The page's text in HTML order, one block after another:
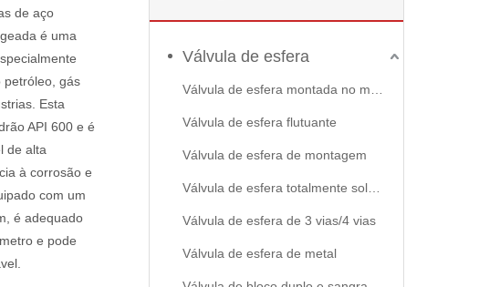
de aço
é uma
petróleo, gás
Esta
API 600 e é
de alta
à corrosão e
com um
é adequado
e pode
Válvula de esfera
Válvula de esfera flutuante
Válvula de esfera de montagem
Válvula de esfera de 3 vias/4 vias
Válvula de esfera de metal